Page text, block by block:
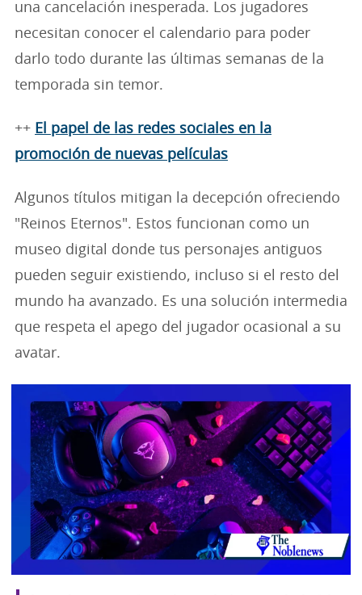
una cancelación inesperada. Los jugadores
necesitan conocer el calendario para poder
darlo todo durante las últimas semanas de la
temporada sin temor.
++ El papel de las redes sociales en la
promoción de nuevas películas
Algunos títulos mitigan la decepción ofreciendo
"Reinos Eternos". Estos funcionan como un
museo digital donde tus personajes antiguos
pueden seguir existiendo, incluso si el resto del
mundo ha avanzado. Es una solución intermedia
que respeta el apego del jugador ocasional a su
avatar.